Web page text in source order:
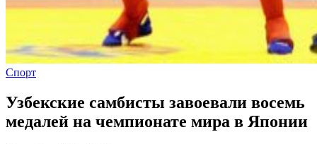
Спорт
Узбекские самбисты завоевали восемь
медалей на чемпионате мира в Японии